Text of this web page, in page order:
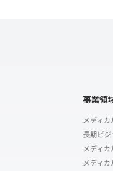
事業領
メディ
長期ビジ
メディ
メディ